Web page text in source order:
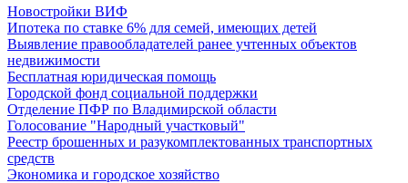
Новостройки ВИФ
Ипотека по ставке 6% для семей, имеющих детей
Выявление правообладателей ранее учтенных объектов
недвижимости
Бесплатная юридическая помощь
Городской фонд социальной поддержки
Отделение ПФР по Владимирской области
Голосование "Народный участковый"
Реестр брошенных и разукомплектованных транспортных
средств
Экономика и городское хозяйство